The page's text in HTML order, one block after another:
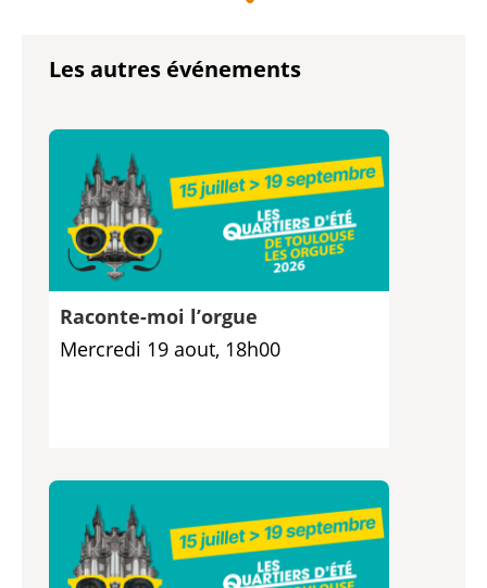
Les autres événements
Raconte-moi l’orgue
Mercredi 19 aout, 18h00